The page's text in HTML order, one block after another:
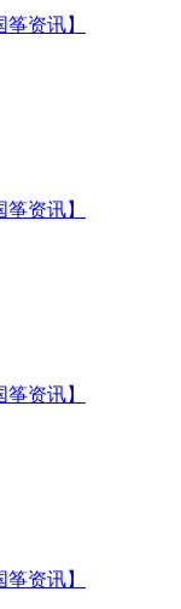
筝资讯】
筝资讯】
筝资讯】
筝资讯】